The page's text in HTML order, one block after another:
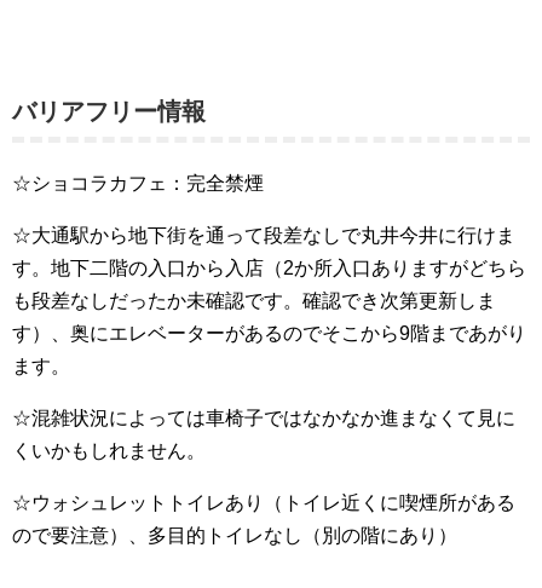
バリアフリー情報
☆ショコラカフェ：完全禁煙
☆大通駅から地下街を通って段差なしで丸井今井に行けま
す。地下二階の入口から入店（2か所入口ありますがどちら
も段差なしだったか未確認です。確認でき次第更新しま
す）、奥にエレベーターがあるのでそこから9階まであがり
ます。
☆混雑状況によっては車椅子ではなかなか進まなくて見に
くいかもしれません。
☆ウォシュレットトイレあり（トイレ近くに喫煙所がある
ので要注意）、多目的トイレなし（別の階にあり）